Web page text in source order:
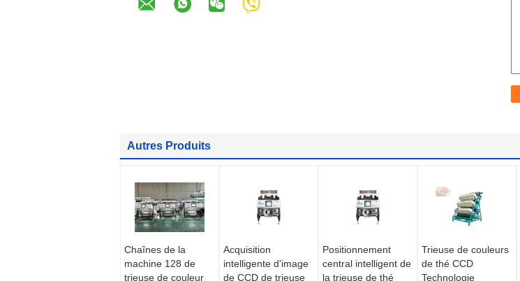
Autres Produits
Chaînes de la
machine 128 de
trieuse de couleur
Acquisition
intelligente d'image
de CCD de trieuse
Positionnement
central intelligent de
la trieuse de thé
Trieuse de couleurs
de thé CCD
Technologie